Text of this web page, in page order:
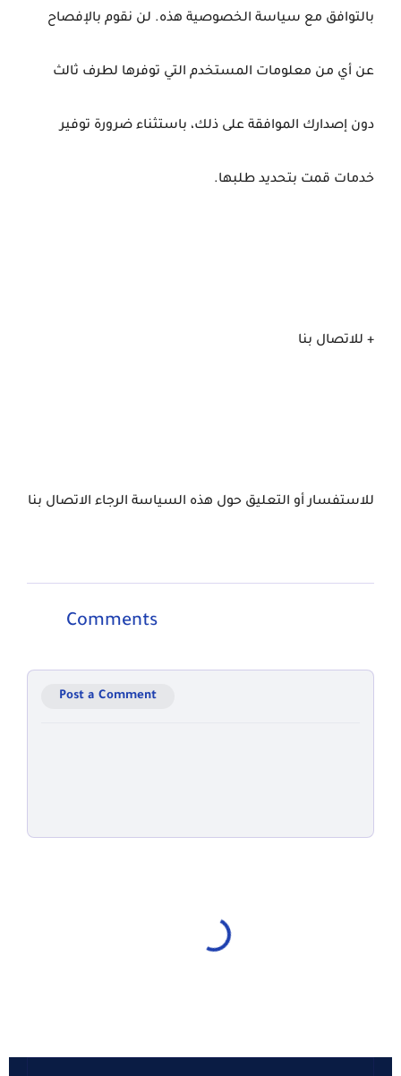
بالتوافق مع سياسة الخصوصية هذه. لن نقوم بالإفصاح
عن أي من معلومات المستخدم التي توفرها لطرف ثالث
دون إصدارك الموافقة على ذلك، باستثناء ضرورة توفير
خدمات قمت بتحديد طلبها.
+ للاتصال بنا
للاستفسار أو التعليق حول هذه السياسة الرجاء الاتصال بنا
Comments
Post a Comment